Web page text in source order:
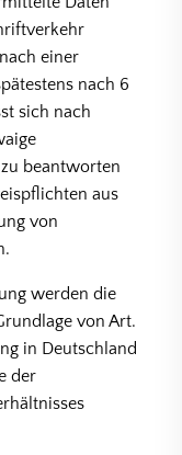
einer
nach 6
sich nach
beantworten
aus
von
werden die
von Art.
in Deutschland
der